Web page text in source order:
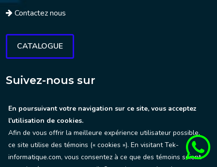
Contactez nous
CATALOGUE
Suivez-nous sur
Location de matériel informatique configuré sur-mesure au
service des organisateurs d’événements.
En poursuivant votre navigation sur ce site, vous acceptez
l'utilisation de cookies.
Afin de vous offrir la meilleure expérience utilisateur possible,
ce site utilise des témoins (« cookies »). En visitant Tek-
informatique.com, vous consentez à ce que des témoins soient